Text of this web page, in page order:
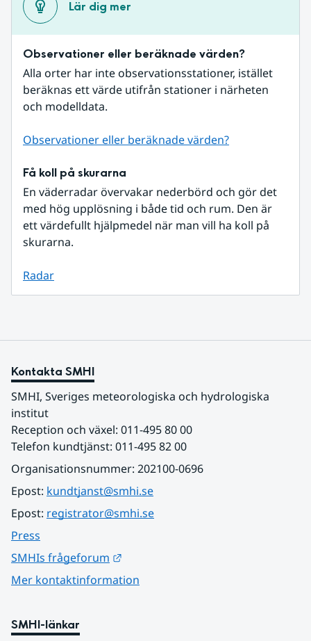
Lär dig mer
Observationer eller beräknade värden?
Alla orter har inte observationsstationer, istället
beräknas ett värde utifrån stationer i närheten
och modelldata.
Observationer eller beräknade värden?
Få koll på skurarna
En väderradar övervakar nederbörd och gör det
med hög upplösning i både tid och rum. Den är
ett värdefullt hjälpmedel när man vill ha koll på
skurarna.
Radar
Kontakta SMHI
SMHI, Sveriges meteorologiska och hydrologiska
institut
Reception och växel: 011-495 80 00
Telefon kundtjänst: 011-495 82 00
Organisationsnummer: 202100-0696
Epost: kundtjanst@smhi.se
Epost: registrator@smhi.se
Press
SMHIs frågeforum
Mer kontaktinformation
SMHI-länkar